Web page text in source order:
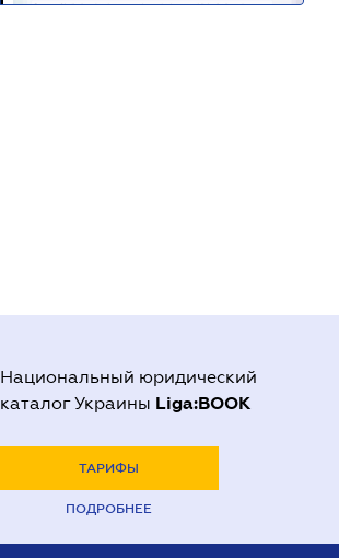
Национальный юридический
каталог Украины Liga:BOOK
ТАРИФЫ
ПОДРОБНЕЕ